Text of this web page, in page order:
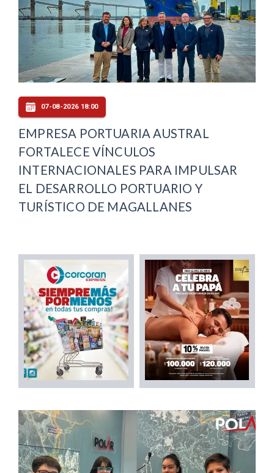
07-08-2026 18:00
EMPRESA PORTUARIA AUSTRAL
FORTALECE VÍNCULOS
INTERNACIONALES PARA IMPULSAR
EL DESARROLLO PORTUARIO Y
TURÍSTICO DE MAGALLANES